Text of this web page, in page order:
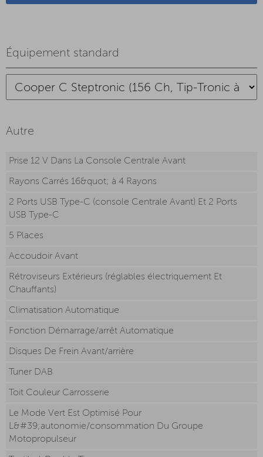
Équipement standard
Autre
Prise 12 V Dans La Console Centrale Avant
Rayons Carrés 16&quot; à 4 Rayons
2 Ports USB Type-C (console Centrale Avant) Et 2 Ports
USB Type-C
5 Places
Accoudoir Avant
Rétroviseurs Extérieurs (réglables électriquement Et
Chauffants)
Climatisation Automatique
Fonction Démarrage/arrêt Automatique
Disques De Frein Avant/arrière
Tuner DAB
Toit Couleur Carrosserie
Le Mode Vert Est Optimisé Pour
L&#39;autonomie/consommation Du Groupe
Motopropulseur